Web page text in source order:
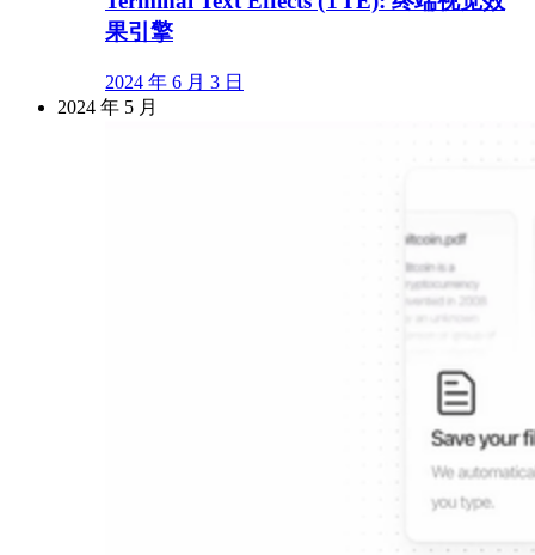
果引擎
2024 年 6 月 3 日
2024 年 5 月